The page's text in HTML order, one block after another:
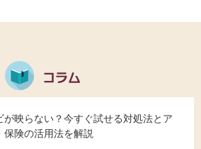
が映らない？今すぐ試せる対処法とア
保険の活用法を解説